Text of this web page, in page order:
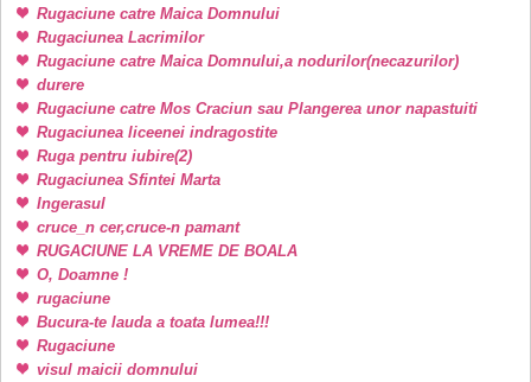
Rugaciune catre Maica Domnului
Rugaciunea Lacrimilor
Rugaciune catre Maica Domnului,a nodurilor(necazurilor)
durere
Rugaciune catre Mos Craciun sau Plangerea unor napastuiti
Rugaciunea liceenei indragostite
Ruga pentru iubire(2)
Rugaciunea Sfintei Marta
Ingerasul
cruce_n cer,cruce-n pamant
RUGACIUNE LA VREME DE BOALA
O, Doamne !
rugaciune
Bucura-te lauda a toata lumea!!!
Rugaciune
visul maicii domnului